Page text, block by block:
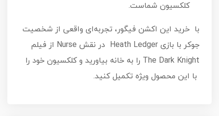
کلکسیون شماست.
با خرید این اکشن فیگور، تجربه‌ای واقعی از شخصیت
جوکر با بازی Heath Ledger در نقش Nurse از فیلم
The Dark Knight را به خانه بیاورید و کلکسیون خود را
با این محصول ویژه تکمیل کنید.